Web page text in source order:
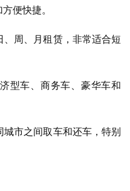
便快捷。
周、月租赁，非常适合短
车、商务车、豪华车和
市之间取车和还车，特别